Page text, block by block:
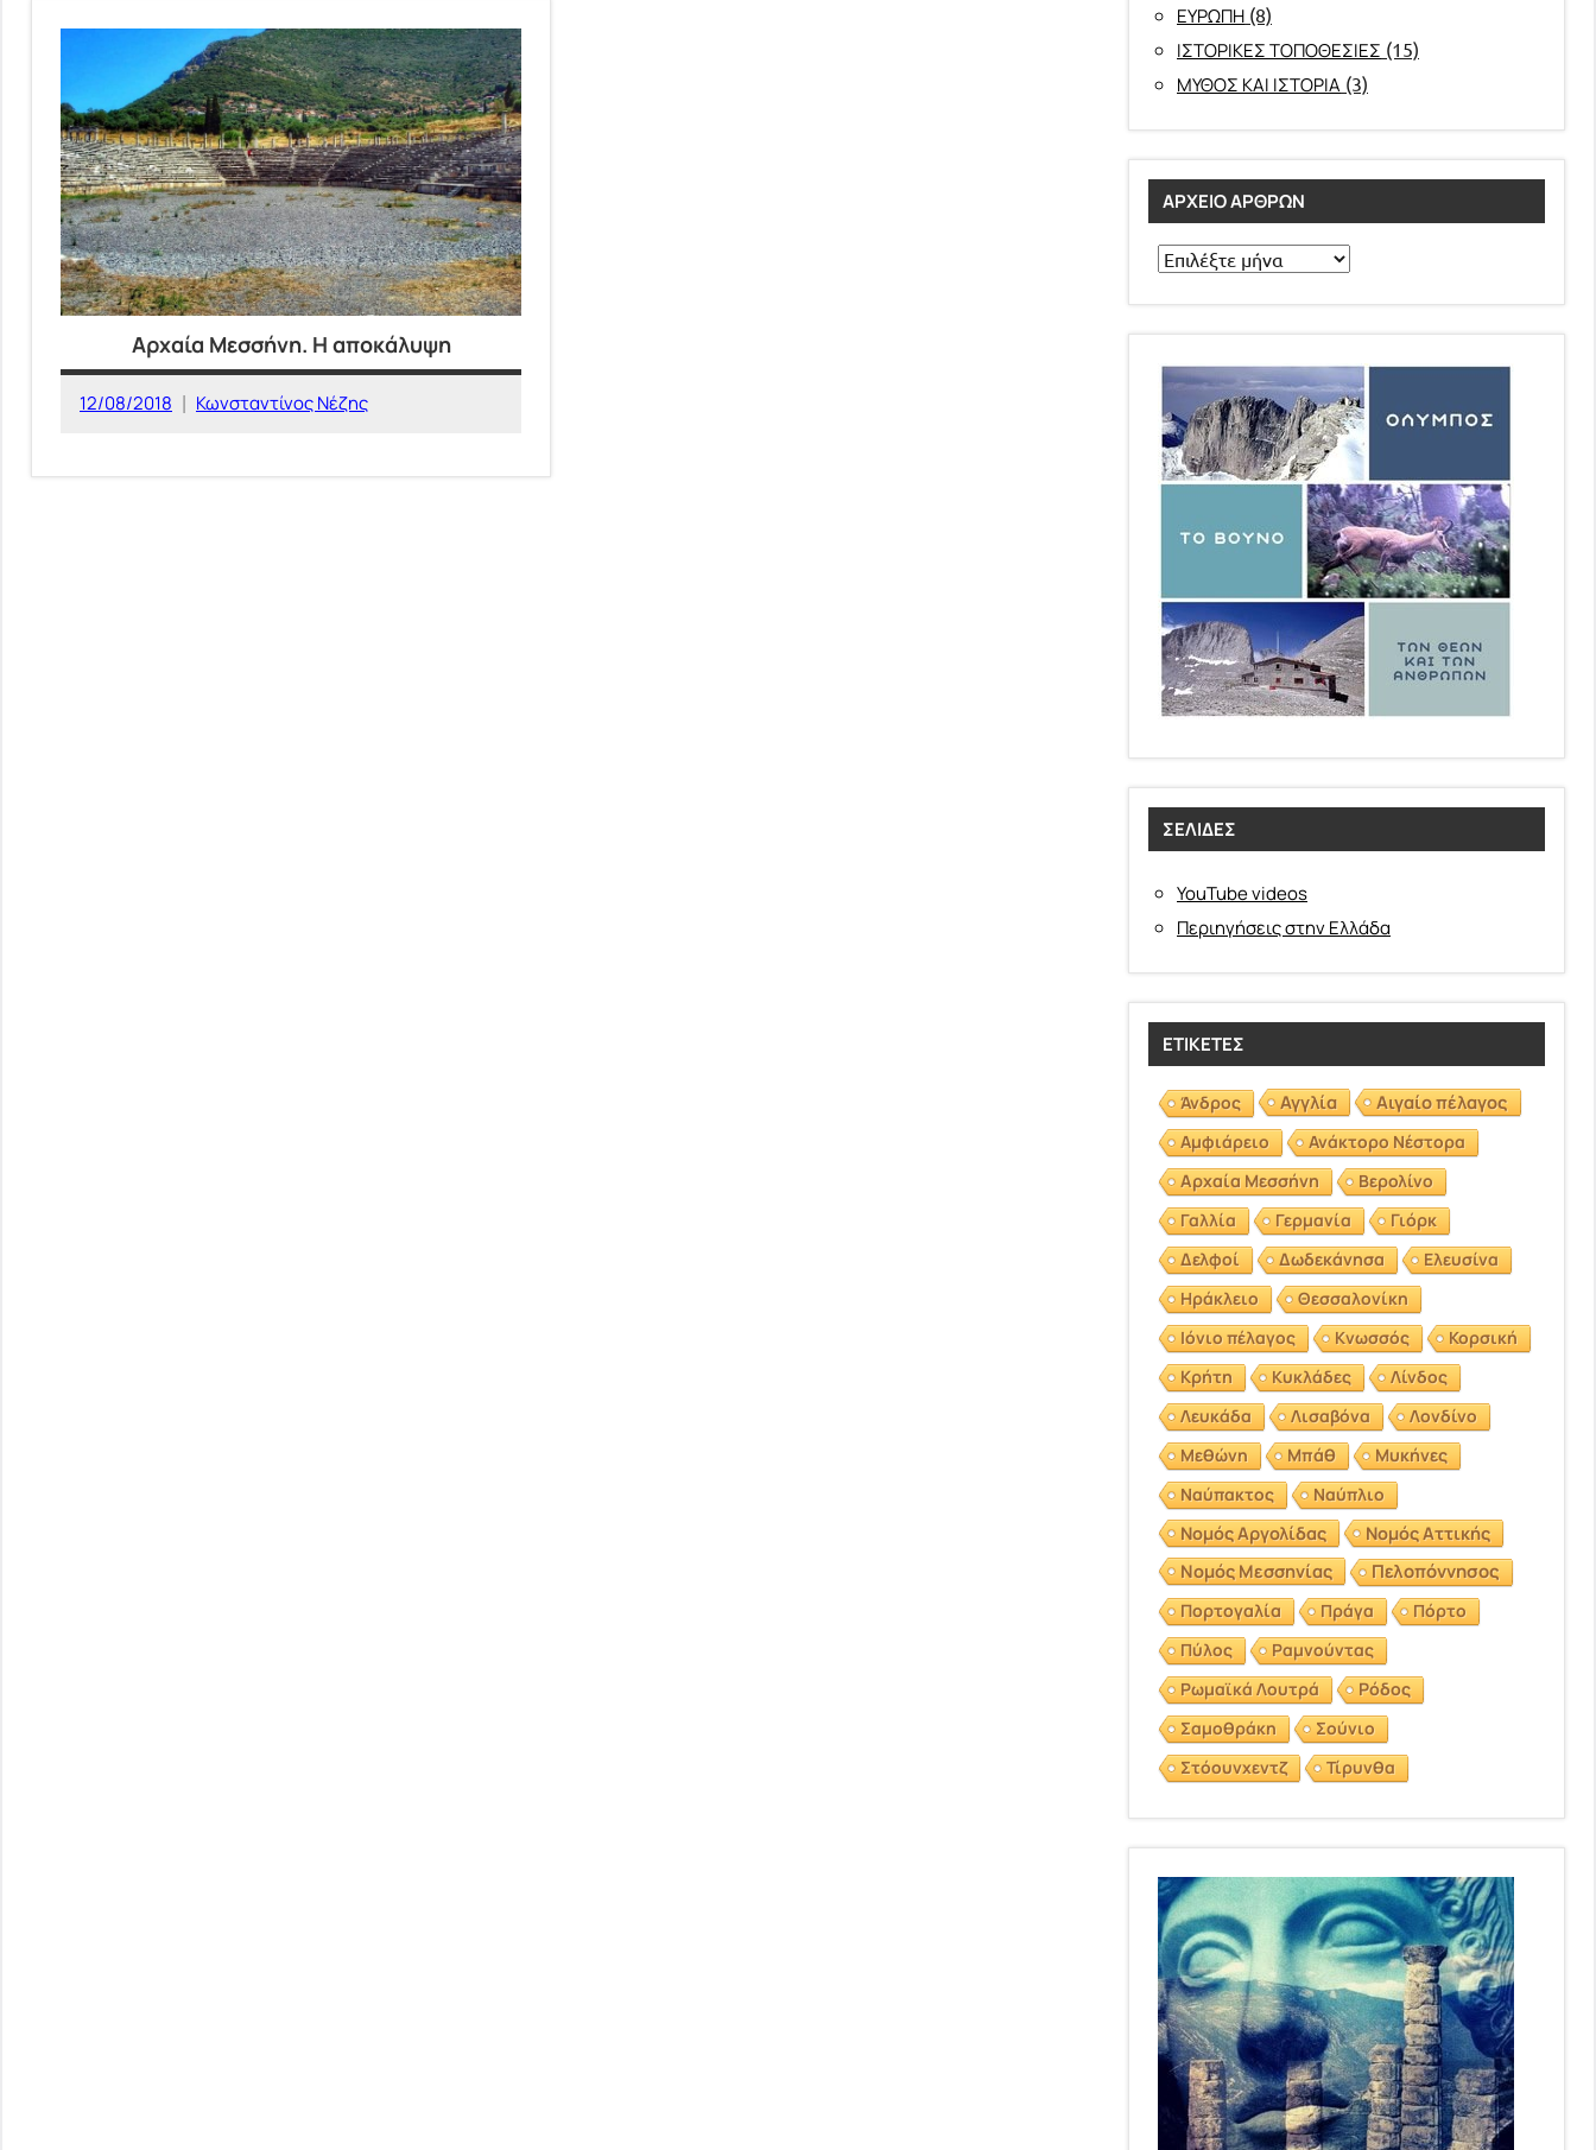
Αρχαία Μεσσήνη. Η αποκάλυψη
12/08/2018 Κωνσταντίνος Νέζης
ΕΥΡΩΠΗ (8)
ΙΣΤΟΡΙΚΕΣ ΤΟΠΟΘΕΣΙΕΣ (15)
ΜΥΘΟΣ ΚΑΙ ΙΣΤΟΡΙΑ (3)
ΑΡΧΕΊΟ ΆΡΘΡΩΝ
Αρχείο
ΣΕΛΊΔΕΣ
YouTube videos
Περιηγήσεις στην Ελλάδα
ΕΤΙΚΈΤΕΣ
Άνδρος Αγγλία Αιγαίο πέλαγος
Αμφιάρειο
Ανάκτορο Νέστορα
Αρχαία Μεσσήνη
Βερολίνο
Γαλλία
Γερμανία
Γιόρκ
Δελφοί
Δωδεκάνησα
Ελευσίνα
Ηράκλειο
Θεσσαλονίκη
Ιόνιο πέλαγος
Κνωσσός
Κορσική
Κρήτη
Κυκλάδες
Λίνδος
Λευκάδα
Λισαβόνα
Λονδίνο
Μεθώνη
Μπάθ
Μυκήνες
Ναύπακτος
Ναύπλιο
Νομός Αργολίδας
Νομός Αττικής
Νομός Μεσσηνίας
Πελοπόννησος
Πορτογαλία Πράγα
Πόρτο
Πύλος
Ραμνούντας
Ρωμαϊκά Λουτρά
Ρόδος
Σαμοθράκη
Σούνιο
Στόουνχεντζ
Τίρυνθα